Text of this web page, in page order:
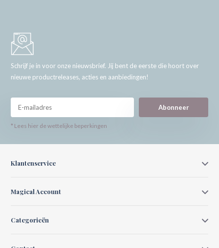
Schrijf je in voor onze nieuwsbrief. Jij bent de eerste die hoort over
nieuwe productreleases, acties en aanbiedingen!
Abonneer
* Lees hier de wettelijke beperkingen
Klantenservice
Magical Account
Categorieën